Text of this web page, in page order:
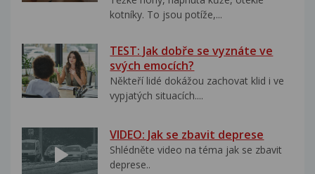
kotníky. To jsou potíže,...
TEST: Jak dobře se vyznáte ve
svých emocích?
Někteří lidé dokážou zachovat klid i ve
vypjatých situacích....
VIDEO: Jak se zbavit deprese
Shlédněte video na téma jak se zbavit
deprese..